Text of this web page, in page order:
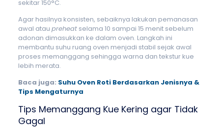
sekitar 150°C.
Agar hasilnya konsisten, sebaiknya lakukan pemanasan
awal atau preheatselama 10 sampai 15 menit sebelum
adonan dimasukkan ke dalam oven. Langkah ini
membantu suhu ruang oven menjadi stabil sejak awal
proses memanggang sehingga warna dan tekstur kue
lebih merata.
Baca juga: Suhu Oven Roti Berdasarkan Jenisnya &
Tips Mengaturnya
Tips Memanggang Kue Kering agar Tidak
Gagal